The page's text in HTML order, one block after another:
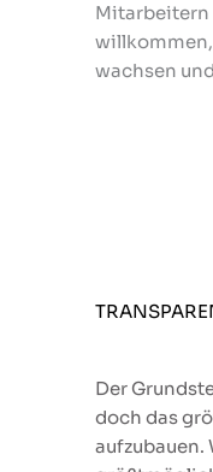
Mitarbeitern
wachsen
Der
doch das
aufzubauen.